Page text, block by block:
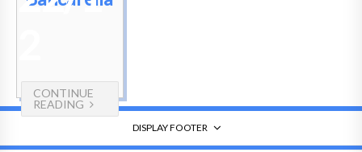
CONTINUE
READING
DISPLAY FOOTER